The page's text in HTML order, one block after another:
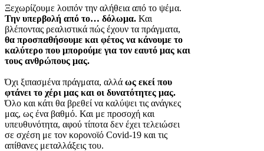
Ξεχωρίζουμε λοιπόν την αλήθεια από το ψέμα.
Την υπερβολή από το… δόλωμα. Και
βλέποντας ρεαλιστικά πώς έχουν τα πράγματα,
θα προσπαθήσουμε και φέτος να κάνουμε το
καλύτερο που μπορούμε για τον εαυτό μας και
τους ανθρώπους μας.
Όχι ξιπασμένα πράγματα, αλλά ως εκεί που
φτάνει το χέρι μας και οι δυνατότητες μας.
Όλο και κάτι θα βρεθεί να καλύψει τις ανάγκες
μας, ως ένα βαθμό. Και με προσοχή και
υπευθυνότητα, αφού τίποτα δεν έχει τελειώσει
σε σχέση με τον κορονοϊό Covid-19 και τις
απίθανες μεταλλάξεις του.